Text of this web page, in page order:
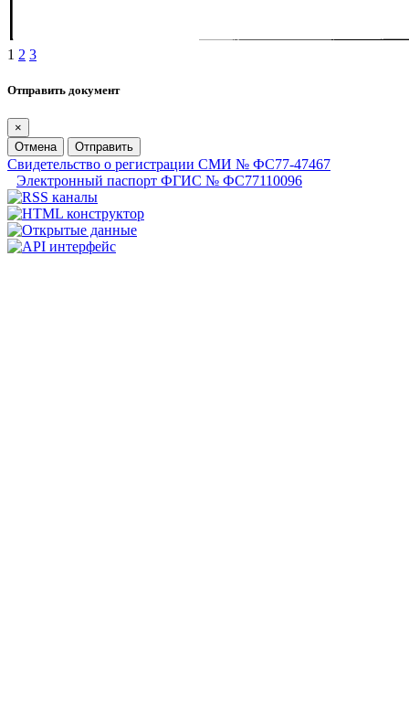
1 2 3
Отправить документ
×
Отмена
Отправить
Свидетельство о регистрации СМИ № ФС77-47467
Электронный паспорт ФГИС № ФС77110096